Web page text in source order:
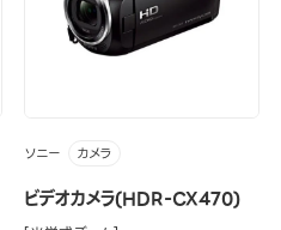
ソニー カメラ
ビデオカメラ(HDR-CX470)